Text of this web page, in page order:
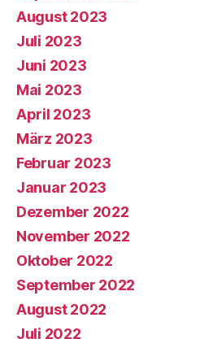
August 2023
Juli 2023
Juni 2023
Mai 2023
April 2023
März 2023
Februar 2023
Januar 2023
Dezember 2022
November 2022
Oktober 2022
September 2022
August 2022
Juli 2022